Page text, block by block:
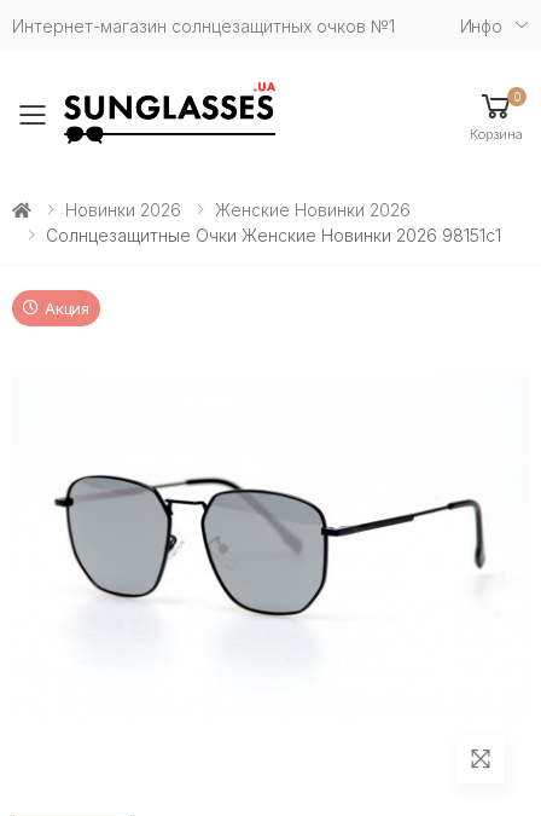
Интернет-магазин солнцезащитных очков №1 Инфо
Toggle mobile menu
0
Корзина
Новинки 2026
Женские Новинки 2026
Солнцезащитные Очки Женские Новинки 2026 98151c1
Акция